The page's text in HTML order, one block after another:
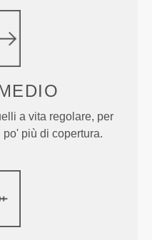
a vita regolare, per
più di copertura.